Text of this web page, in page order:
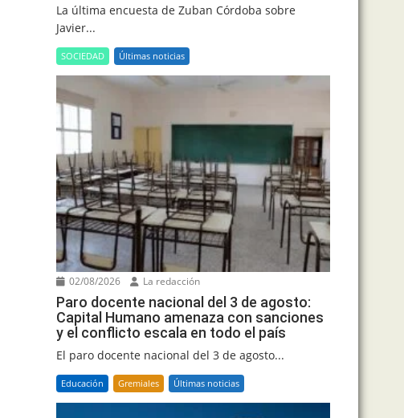
La última encuesta de Zuban Córdoba sobre
Javier...
SOCIEDAD Últimas noticias
02/08/2026 La redacción
Paro docente nacional del 3 de agosto:
Capital Humano amenaza con sanciones
y el conflicto escala en todo el país
El paro docente nacional del 3 de agosto...
Educación Gremiales Últimas noticias